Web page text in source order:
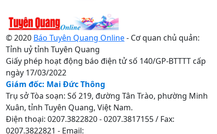
© 2020 Báo Tuyên Quang Online- Cơ quan chủ quản:
Tỉnh uỷ tỉnh Tuyên Quang
Giấy phép hoạt động báo điện tử số 140/GP-BTTTT cấp
ngày 17/03/2022
Giám đốc: Mai Đức Thông
Trụ sở Tòa soạn: Số 219, đường Tân Trào, phường Minh
Xuân, tỉnh Tuyên Quang, Việt Nam.
Điện thoại: 0207.3822820 - 0207.3817155 / Fax:
0207.3822821 - Email: